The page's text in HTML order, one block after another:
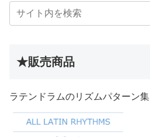
★販売商品
ラテンドラムのリズムパターン集